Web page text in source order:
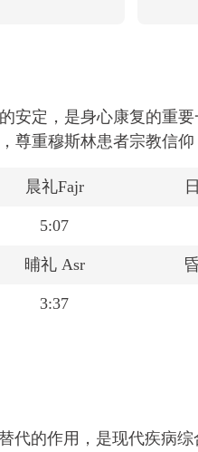
安定，是身心康复的重
尊重穆斯林患者宗教信
晨礼Fajr
5:07
晡礼 Asr
3:37
代的作用，是现代疾病